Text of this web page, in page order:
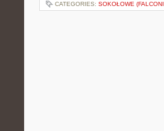
CATEGORIES: SOKOŁOWE